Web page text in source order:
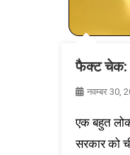
फैक्ट चेक:
नवम्बर 30,
एक बहुत
सरकार को